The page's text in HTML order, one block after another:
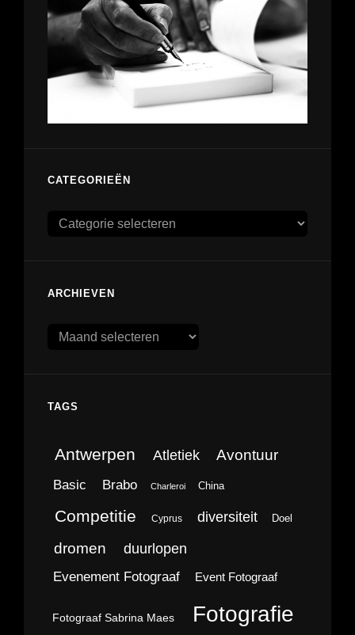
CATEGORIEËN
Categorieën
ARCHIEVEN
Archieven
TAGS
Antwerpen Atletiek Avontuur
Basic Brabo Charleroi China
Competitie Cyprus diversiteit Doel
dromen duurlopen
Evenement Fotograaf Event Fotograaf
Fotograaf Sabrina Maes Fotografie